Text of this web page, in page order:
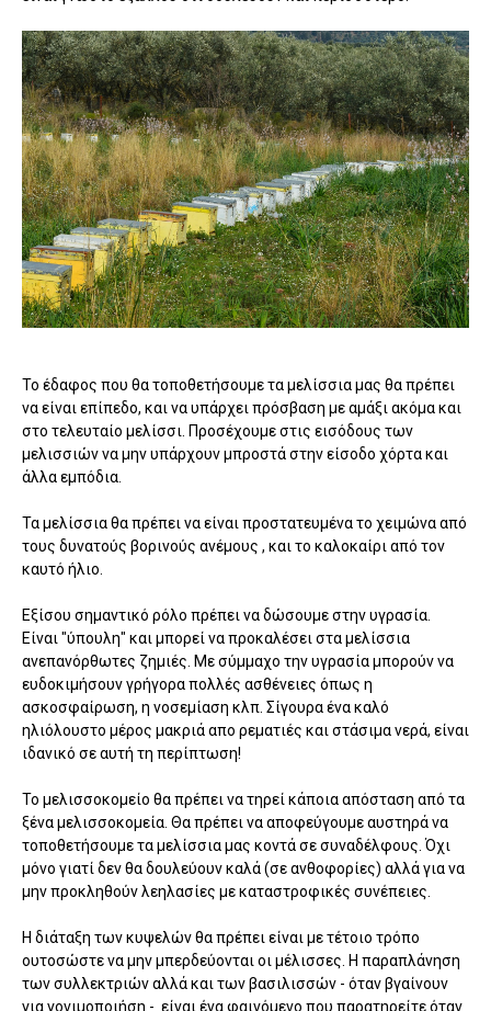
Το έδαφος που θα τοποθετήσουμε τα μελίσσια μας θα πρέπει
να είναι επίπεδο, και να υπάρχει πρόσβαση με αμάξι ακόμα και
στο τελευταίο μελίσσι. Προσέχουμε στις εισόδους των
μελισσιών να μην υπάρχουν μπροστά στην είσοδο χόρτα και
άλλα εμπόδια.
Τα μελίσσια θα πρέπει να είναι προστατευμένα το χειμώνα από
τους δυνατούς βορινούς ανέμους , και το καλοκαίρι από τον
καυτό ήλιο.
Εξίσου σημαντικό ρόλο πρέπει να δώσουμε στην υγρασία.
Είναι "ύπουλη" και μπορεί να προκαλέσει στα μελίσσια
ανεπανόρθωτες ζημιές. Με σύμμαχο την υγρασία μπορούν να
ευδοκιμήσουν γρήγορα πολλές ασθένειες όπως η
ασκοσφαίρωση, η νοσεμίαση κλπ. Σίγουρα ένα καλό
ηλιόλουστο μέρος μακριά απο ρεματιές και στάσιμα νερά, είναι
ιδανικό σε αυτή τη περίπτωση!
Το μελισσοκομείο θα πρέπει να τηρεί κάποια απόσταση από τα
ξένα μελισσοκομεία. Θα πρέπει να αποφεύγουμε αυστηρά να
τοποθετήσουμε τα μελίσσια μας κοντά σε συναδέλφους. Όχι
μόνο γιατί δεν θα δουλεύουν καλά (σε ανθοφορίες) αλλά για να
μην προκληθούν λεηλασίες με καταστροφικές συνέπειες.
Η διάταξη των κυψελών θα πρέπει είναι με τέτοιο τρόπο
ουτοσώστε να μην μπερδεύονται οι μέλισσες. Η παραπλάνηση
των συλλεκτριών αλλά και των βασιλισσών - όταν βγαίνουν
για γονιμοποιήση - είναι ένα φαινόμενο που παρατηρείτε όταν